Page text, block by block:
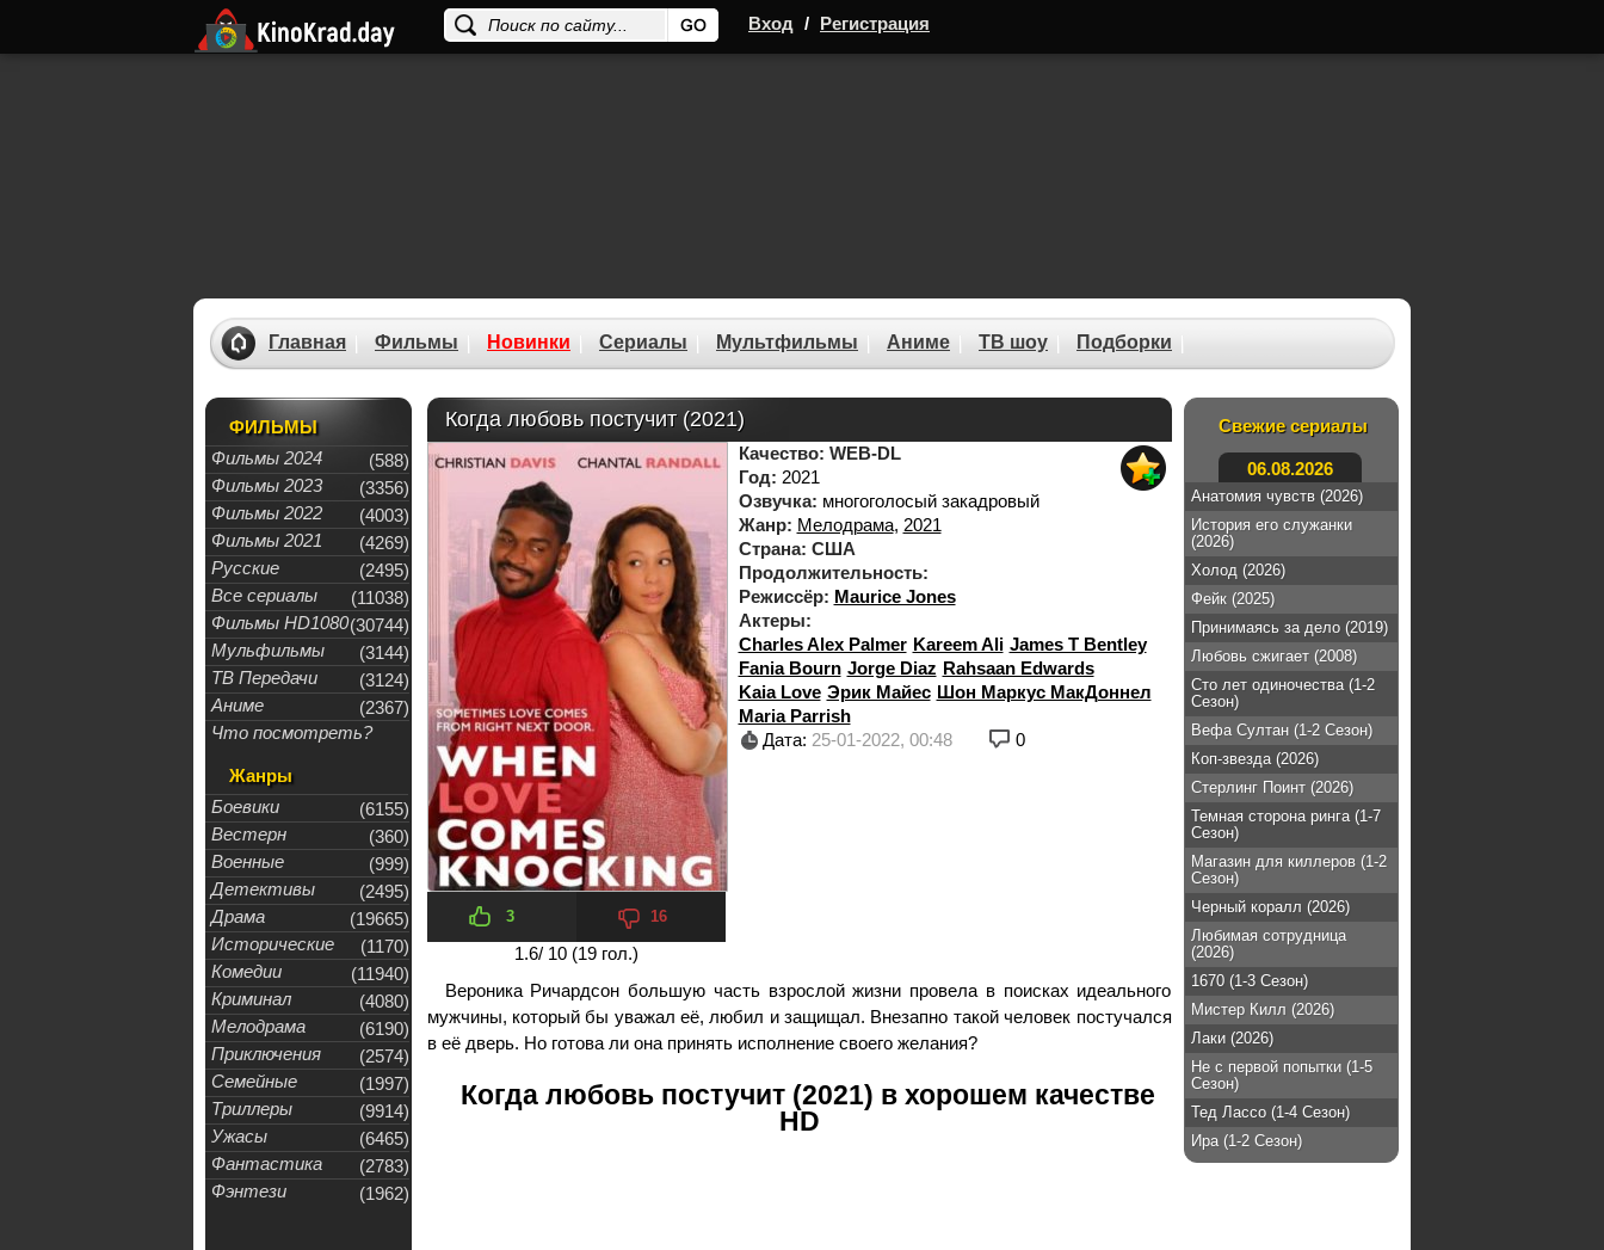
Вход / Регистрация
Главная Фильмы Новинки Сериалы Мультфильмы Аниме ТВ шоу Подборки
ФИЛЬМЫ
Фильмы 2024
(588)
Фильмы 2023
(3356)
Фильмы 2022
(4003)
Фильмы 2021
(4269)
Русские
(2495)
Все сериалы
(11038)
Фильмы HD1080(30744)
Мульфильмы
(3144)
ТВ Передачи
(3124)
Аниме
(2367)
Что посмотреть?
Жанры
Боевики
(6155)
Вестерн
(360)
Военные
(999)
Детективы
(2495)
Драма
(19665)
Исторические
(1170)
Комедии
(11940)
Криминал
(4080)
Мелодрама
(6190)
Приключения
(2574)
Семейные
(1997)
Триллеры
(9914)
Ужасы
(6465)
Фантастика
(2783)
Фэнтези
(1962)
Свежие сериалы
06.08.2026
Анатомия чувств (2026)
История его служанки
(2026)
Холод (2026)
Фейк (2025)
Принимаясь за дело (2019)
Любовь сжигает (2008)
Сто лет одиночества (1-2
Сезон)
Вефа Султан (1-2 Сезон)
Коп-звезда (2026)
Стерлинг Поинт (2026)
Темная сторона ринга (1-7
Сезон)
Магазин для киллеров (1-2
Сезон)
Черный коралл (2026)
Любимая сотрудница
(2026)
1670 (1-3 Сезон)
Мистер Килл (2026)
Лаки (2026)
Не с первой попытки (1-5
Сезон)
Тед Лассо (1-4 Сезон)
Ира (1-2 Сезон)
Когда любовь постучит (2021)
3 16
1.6/ 10 (19гол.)
Качество: WEB-DL
Год: 2021
Озвучка: многоголосый закадровый
Жанр: Мелодрама, 2021
Страна: США
Продолжительность:
Режиссёр: Maurice Jones
Актеры:
Charles Alex Palmer Kareem Ali James T Bentley
Fania Bourn Jorge Diaz Rahsaan Edwards
Kaia Love Эрик Майес Шон Маркус МакДоннел
Maria Parrish
Дата: 25-01-2022, 00:48 0
Вероника Ричардсон большую часть взрослой жизни провела в поисках идеального
мужчины, который бы уважал её, любил и защищал. Внезапно такой человек постучался
в её дверь. Но готова ли она принять исполнение своего желания?
Когда любовь постучит (2021) в хорошем качестве
HD